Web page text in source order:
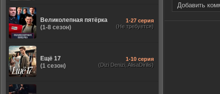
Добавить
Великолепная пятёрка
(1-8 сезон)
1-27 серия
(Не требуется)
Ещё 17
(1 сезон)
1-10 серия
(Dizi Denizi, AlisaDirilis)